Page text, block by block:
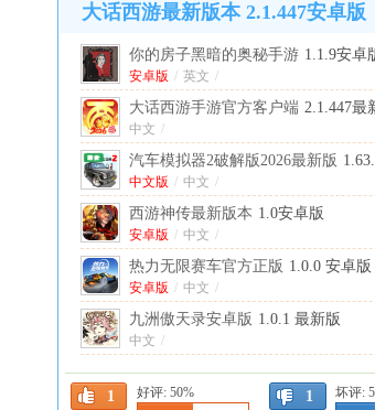
大话西游最新版本 2.1.447安卓版
1 好评: 50% 1 坏评:
你的房子黑暗的奥秘手游 1.1.9安卓
安卓版 / 英文 /
大话西游手游官方客户端 2.1.447最
中文 /
汽车模拟器2破解版2026最新版
版
中文版 / 中文 /
西游神传最新版本 1.0安卓版
安卓版 / 中文 /
热力无限赛车官方正版 1.0.0 安卓版
安卓版 / 中文 /
九洲傲天录安卓版 1.0.1 最新版
中文 /
绝世万剑录官方正版 1.0.7安卓版
安卓版 / 中文